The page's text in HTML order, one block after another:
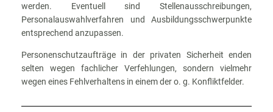
werden. Eventuell sind Stellenausschreibungen,
Personalauswahlverfahren und Ausbildungsschwerpunkte
entsprechend anzupassen.
Personenschutzaufträge in der privaten Sicherheit enden
selten wegen fachlicher Verfehlungen, sondern vielmehr
wegen eines Fehlverhaltens in einem der o. g. Konfliktfelder.